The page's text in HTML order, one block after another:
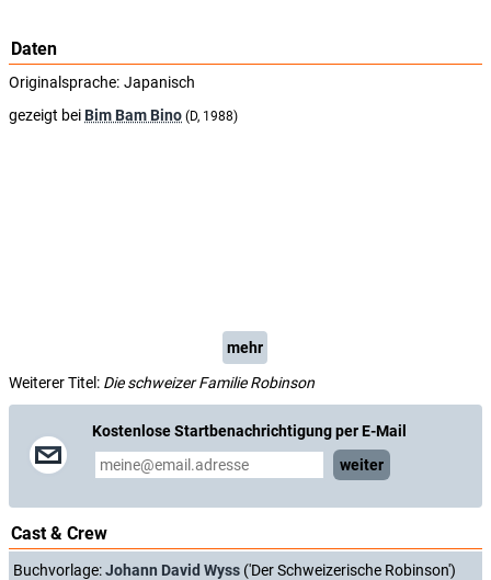
Daten
Originalsprache: Japanisch
gezeigt beiBim Bam Bino (D, 1988)
mehr
Weiterer Titel: Die schweizer Familie Robinson
Kostenlose Startbenachrichtigung per E-Mail
weiter
Cast & Crew
Buchvorlage:Johann David Wyss ('Der Schweizerische Robinson')